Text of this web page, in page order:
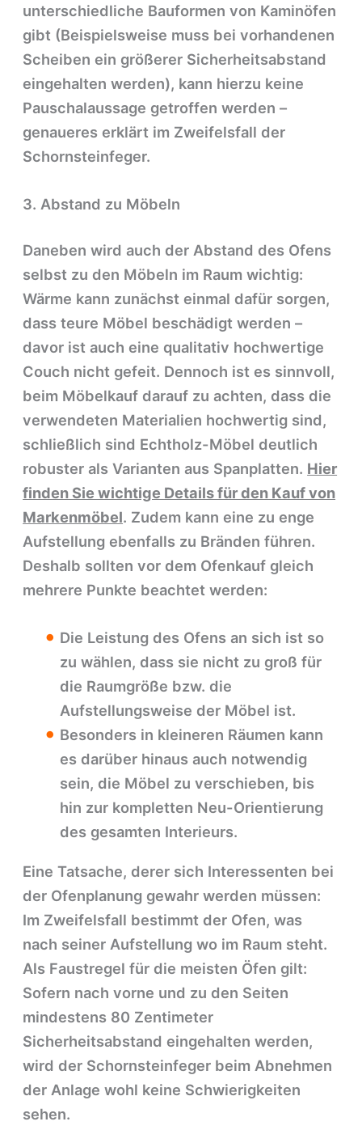
unterschiedliche Bauformen von Kaminöfen
gibt (Beispielsweise muss bei vorhandenen
Scheiben ein größerer Sicherheitsabstand
eingehalten werden), kann hierzu keine
Pauschalaussage getroffen werden –
genaueres erklärt im Zweifelsfall der
Schornsteinfeger.
3. Abstand zu Möbeln
Daneben wird auch der Abstand des Ofens
selbst zu den Möbeln im Raum wichtig:
Wärme kann zunächst einmal dafür sorgen,
dass teure Möbel beschädigt werden –
davor ist auch eine qualitativ hochwertige
Couch nicht gefeit. Dennoch ist es sinnvoll,
beim Möbelkauf darauf zu achten, dass die
verwendeten Materialien hochwertig sind,
schließlich sind Echtholz-Möbel deutlich
robuster als Varianten aus Spanplatten. Hier
finden Sie wichtige Details für den Kauf von
Markenmöbel. Zudem kann eine zu enge
Aufstellung ebenfalls zu Bränden führen.
Deshalb sollten vor dem Ofenkauf gleich
mehrere Punkte beachtet werden:
Die Leistung des Ofens an sich ist so
zu wählen, dass sie nicht zu groß für
die Raumgröße bzw. die
Aufstellungsweise der Möbel ist.
Besonders in kleineren Räumen kann
es darüber hinaus auch notwendig
sein, die Möbel zu verschieben, bis
hin zur kompletten Neu-Orientierung
des gesamten Interieurs.
Eine Tatsache, derer sich Interessenten bei
der Ofenplanung gewahr werden müssen:
Im Zweifelsfall bestimmt der Ofen, was
nach seiner Aufstellung wo im Raum steht.
Als Faustregel für die meisten Öfen gilt:
Sofern nach vorne und zu den Seiten
mindestens 80 Zentimeter
Sicherheitsabstand eingehalten werden,
wird der Schornsteinfeger beim Abnehmen
der Anlage wohl keine Schwierigkeiten
sehen.